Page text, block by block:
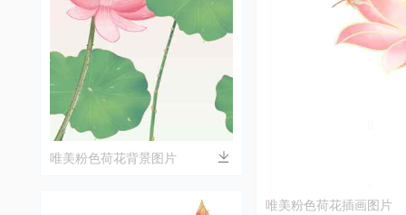
唯美粉色荷花背景图片
唯美粉色荷花插画图片